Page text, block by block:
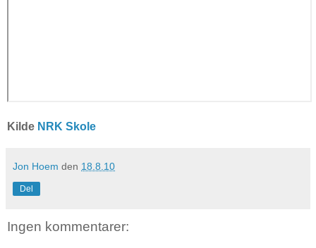
Kilde NRK Skole
Jon Hoem den 18.8.10
Del
Ingen kommentarer: